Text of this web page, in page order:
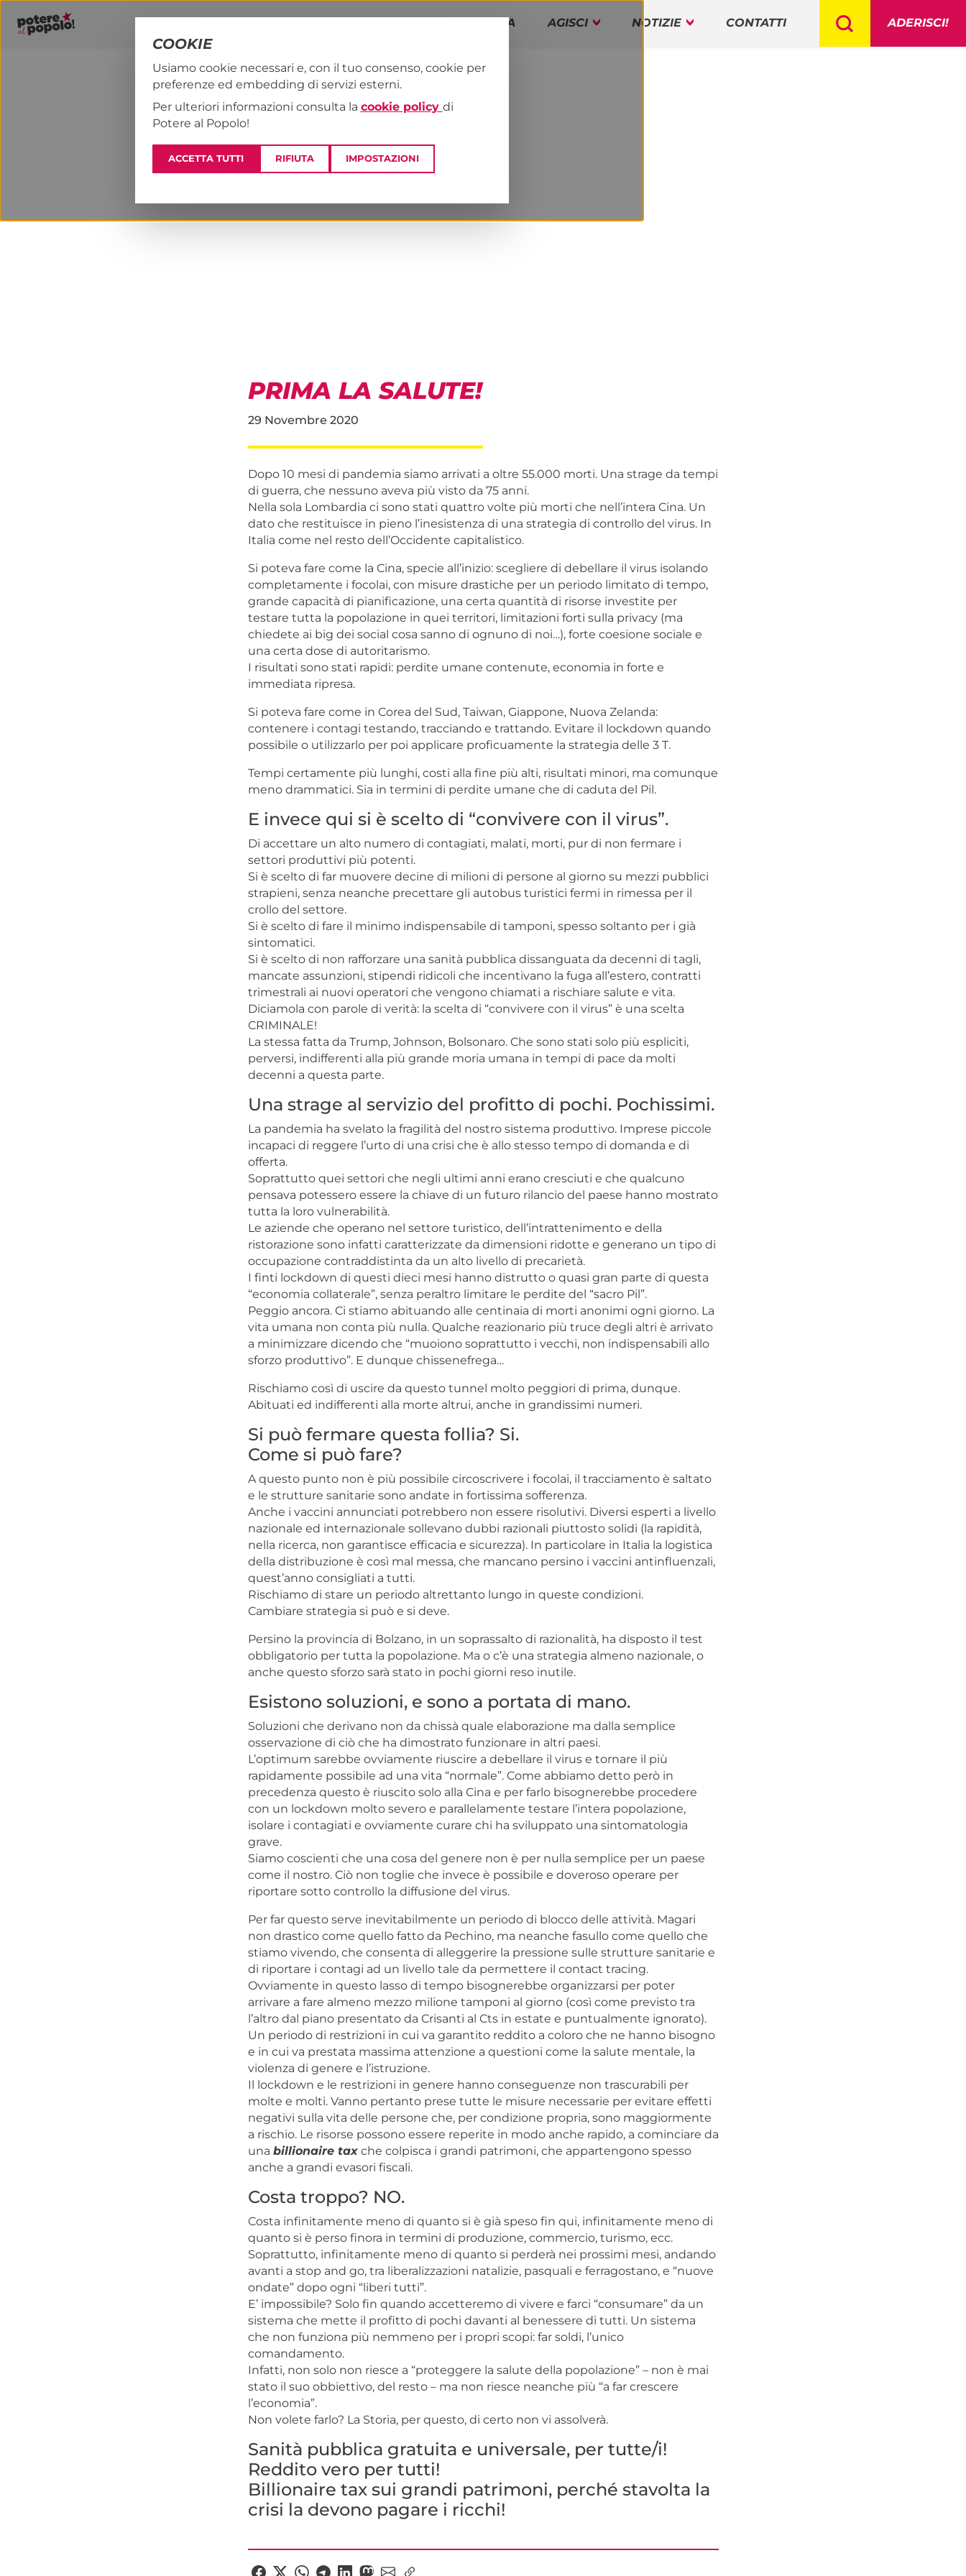
PROGRAMMA AGISCI NOTIZIE CONTATTI ADERISCI!
PAP! NOTIZIE NEWS & MEDIA
PRIMA LA SALUTE!
29 Novembre 2020
Dopo 10 mesi di pandemia siamo arrivati a oltre 55.000 morti. Una strage da tempi
di guerra, che nessuno aveva più visto da 75 anni.
Nella sola Lombardia ci sono stati quattro volte più morti che nell’intera Cina. Un
dato che restituisce in pieno l’inesistenza di una strategia di controllo del virus. In
Italia come nel resto dell’Occidente capitalistico.
Si poteva fare come la Cina, specie all’inizio: scegliere di debellare il virus isolando
completamente i focolai, con misure drastiche per un periodo limitato di tempo,
grande capacità di pianificazione, una certa quantità di risorse investite per
testare tutta la popolazione in quei territori, limitazioni forti sulla privacy (ma
chiedete ai big dei social cosa sanno di ognuno di noi…), forte coesione sociale e
una certa dose di autoritarismo.
I risultati sono stati rapidi: perdite umane contenute, economia in forte e
immediata ripresa.
Si poteva fare come in Corea del Sud, Taiwan, Giappone, Nuova Zelanda:
contenere i contagi testando, tracciando e trattando. Evitare il lockdown quando
possibile o utilizzarlo per poi applicare proficuamente la strategia delle 3 T.
Tempi certamente più lunghi, costi alla fine più alti, risultati minori, ma comunque
meno drammatici. Sia in termini di perdite umane che di caduta del Pil.
E invece qui si è scelto di “convivere con il virus”.
Di accettare un alto numero di contagiati, malati, morti, pur di non fermare i
settori produttivi più potenti.
Si è scelto di far muovere decine di milioni di persone al giorno su mezzi pubblici
strapieni, senza neanche precettare gli autobus turistici fermi in rimessa per il
crollo del settore.
Si è scelto di fare il minimo indispensabile di tamponi, spesso soltanto per i già
sintomatici.
Si è scelto di non rafforzare una sanità pubblica dissanguata da decenni di tagli,
mancate assunzioni, stipendi ridicoli che incentivano la fuga all’estero, contratti
trimestrali ai nuovi operatori che vengono chiamati a rischiare salute e vita.
Diciamola con parole di verità: la scelta di “convivere con il virus” è una scelta
CRIMINALE!
La stessa fatta da Trump, Johnson, Bolsonaro. Che sono stati solo più espliciti,
perversi, indifferenti alla più grande moria umana in tempi di pace da molti
decenni a questa parte.
Una strage al servizio del profitto di pochi. Pochissimi.
La pandemia ha svelato la fragilità del nostro sistema produttivo. Imprese piccole
incapaci di reggere l’urto di una crisi che è allo stesso tempo di domanda e di
offerta.
Soprattutto quei settori che negli ultimi anni erano cresciuti e che qualcuno
pensava potessero essere la chiave di un futuro rilancio del paese hanno mostrato
tutta la loro vulnerabilità.
Le aziende che operano nel settore turistico, dell’intrattenimento e della
ristorazione sono infatti caratterizzate da dimensioni ridotte e generano un tipo di
occupazione contraddistinta da un alto livello di precarietà.
I finti lockdown di questi dieci mesi hanno distrutto o quasi gran parte di questa
“economia collaterale”, senza peraltro limitare le perdite del “sacro Pil”.
Peggio ancora. Ci stiamo abituando alle centinaia di morti anonimi ogni giorno. La
vita umana non conta più nulla. Qualche reazionario più truce degli altri è arrivato
a minimizzare dicendo che “muoiono soprattutto i vecchi, non indispensabili allo
sforzo produttivo”. E dunque chissenefrega…
Rischiamo così di uscire da questo tunnel molto peggiori di prima, dunque.
Abituati ed indifferenti alla morte altrui, anche in grandissimi numeri.
Si può fermare questa follia? Si.
Come si può fare?
A questo punto non è più possibile circoscrivere i focolai, il tracciamento è saltato
e le strutture sanitarie sono andate in fortissima sofferenza.
Anche i vaccini annunciati potrebbero non essere risolutivi. Diversi esperti a livello
nazionale ed internazionale sollevano dubbi razionali piuttosto solidi (la rapidità,
nella ricerca, non garantisce efficacia e sicurezza). In particolare in Italia la logistica
della distribuzione è così mal messa, che mancano persino i vaccini antinfluenzali,
quest’anno consigliati a tutti.
Rischiamo di stare un periodo altrettanto lungo in queste condizioni.
Cambiare strategia si può e si deve.
Persino la provincia di Bolzano, in un soprassalto di razionalità, ha disposto il test
obbligatorio per tutta la popolazione. Ma o c’è una strategia almeno nazionale, o
anche questo sforzo sarà stato in pochi giorni reso inutile.
Esistono soluzioni, e sono a portata di mano.
Soluzioni che derivano non da chissà quale elaborazione ma dalla semplice
osservazione di ciò che ha dimostrato funzionare in altri paesi.
L’optimum sarebbe ovviamente riuscire a debellare il virus e tornare il più
rapidamente possibile ad una vita “normale”. Come abbiamo detto però in
precedenza questo è riuscito solo alla Cina e per farlo bisognerebbe procedere
con un lockdown molto severo e parallelamente testare l’intera popolazione,
isolare i contagiati e ovviamente curare chi ha sviluppato una sintomatologia
grave.
Siamo coscienti che una cosa del genere non è per nulla semplice per un paese
come il nostro. Ciò non toglie che invece è possibile e doveroso operare per
riportare sotto controllo la diffusione del virus.
Per far questo serve inevitabilmente un periodo di blocco delle attività. Magari
non drastico come quello fatto da Pechino, ma neanche fasullo come quello che
stiamo vivendo, che consenta di alleggerire la pressione sulle strutture sanitarie e
di riportare i contagi ad un livello tale da permettere il contact tracing.
Ovviamente in questo lasso di tempo bisognerebbe organizzarsi per poter
arrivare a fare almeno mezzo milione tamponi al giorno (così come previsto tra
l’altro dal piano presentato da Crisanti al Cts in estate e puntualmente ignorato).
Un periodo di restrizioni in cui va garantito reddito a coloro che ne hanno bisogno
e in cui va prestata massima attenzione a questioni come la salute mentale, la
violenza di genere e l’istruzione.
Il lockdown e le restrizioni in genere hanno conseguenze non trascurabili per
molte e molti. Vanno pertanto prese tutte le misure necessarie per evitare effetti
negativi sulla vita delle persone che, per condizione propria, sono maggiormente
a rischio. Le risorse possono essere reperite in modo anche rapido, a cominciare da
una billionaire tax che colpisca i grandi patrimoni, che appartengono spesso
anche a grandi evasori fiscali.
Costa troppo? NO.
Costa infinitamente meno di quanto si è già speso fin qui, infinitamente meno di
quanto si è perso finora in termini di produzione, commercio, turismo, ecc.
Soprattutto, infinitamente meno di quanto si perderà nei prossimi mesi, andando
avanti a stop and go, tra liberalizzazioni natalizie, pasquali e ferragostano, e “nuove
ondate” dopo ogni “liberi tutti”.
E’ impossibile? Solo fin quando accetteremo di vivere e farci “consumare” da un
sistema che mette il profitto di pochi davanti al benessere di tutti. Un sistema
che non funziona più nemmeno per i propri scopi: far soldi, l’unico
comandamento.
Infatti, non solo non riesce a “proteggere la salute della popolazione” – non è mai
stato il suo obbiettivo, del resto – ma non riesce neanche più “a far crescere
l’economia”.
Non volete farlo? La Storia, per questo, di certo non vi assolverà.
Sanità pubblica gratuita e universale, per tutte/i!
Reddito vero per tutti!
Billionaire tax sui grandi patrimoni, perché stavolta la
crisi la devono pagare i ricchi!
COOKIE
Usiamo cookie necessari e, con il tuo consenso, cookie per
preferenze ed embedding di servizi esterni.
Per ulteriori informazioni consulta la cookie policy di
Potere al Popolo!
ACCETTA TUTTI RIFIUTA IMPOSTAZIONI